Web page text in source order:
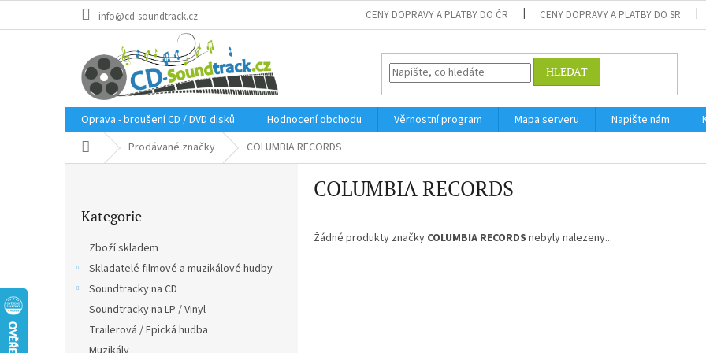
info@cd-soundtrack.cz CENY DOPRAVY A PLATBY DO ČR CENY DOPRAVY A PLATBY DO SR
HLEDAT
Oprava - broušení CD / DVD disků Hodnocení obchodu Věrnostní program Mapa serveru Napište nám
Domů Prodávané značky COLUMBIA RECORDS
kategorie
Kategorie
Zboží skladem
Skladatelé filmové a muzikálové hudby
Soundtracky na CD
Soundtracky na LP / Vinyl
Trailerová / Epická hudba
COLUMBIA RECORDS
Žádné produkty značky COLUMBIA RECORDS nebyly nalezeny...